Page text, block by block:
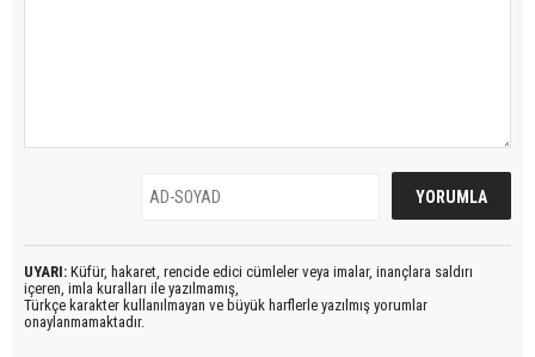
UYARI: Küfür, hakaret, rencide edici cümleler veya imalar, inançlara saldırı
içeren, imla kuralları ile yazılmamış,
Türkçe karakter kullanılmayan ve büyük harflerle yazılmış yorumlar
onaylanmamaktadır.